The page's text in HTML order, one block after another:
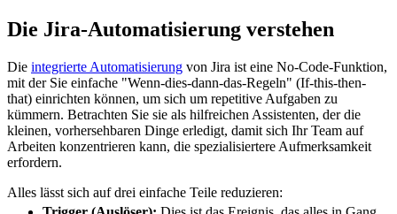
Die Jira-Automatisierung verstehen
Die integrierte Automatisierung von Jira ist eine No-Code-Funktion,
mit der Sie einfache "Wenn-dies-dann-das-Regeln" (If-this-then-
that) einrichten können, um sich um repetitive Aufgaben zu
kümmern. Betrachten Sie sie als hilfreichen Assistenten, der die
kleinen, vorhersehbaren Dinge erledigt, damit sich Ihr Team auf
Arbeiten konzentrieren kann, die spezialisiertere Aufmerksamkeit
erfordern.
Alles lässt sich auf drei einfache Teile reduzieren: